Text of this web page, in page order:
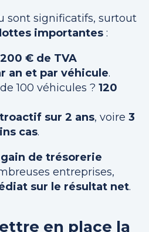
sont significatifs, surtout
importantes :
200 € de TVA
an et par véhicule.
100 véhicules ? 120
sur 2 ans, voire 3
cas.
de trésorerie
entreprises,
sur le résultat net.
en place la